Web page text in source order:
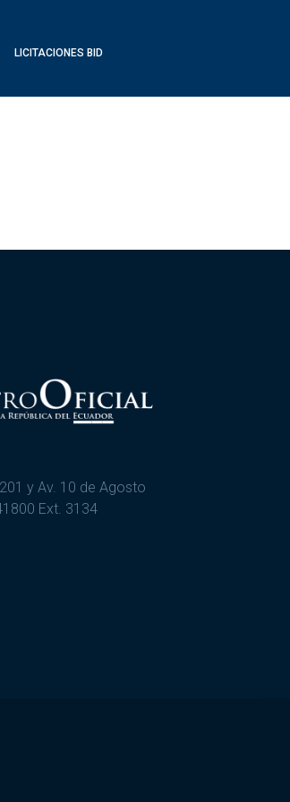
LICITACIONES BID
y Av. 10 de Agosto
Ext. 3134